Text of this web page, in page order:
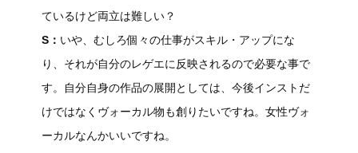
ているけど両立は難しい？
S： いや、むしろ個々の仕事がスキル・アップにな
り、それが自分のレゲエに反映されるので必要な事で
す。自分自身の作品の展開としては、今後インストだ
けではなくヴォーカル物も創りたいですね。女性ヴォ
ーカルなんかいいですね。